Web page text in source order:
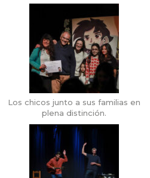
Los chicos junto a sus familias en
plena distinción.